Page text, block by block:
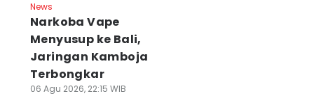
Ide Daur Ulang
News
Narkoba Vape
Menyusup ke Bali,
Jaringan Kamboja
Terbongkar
06 Agu 2026, 22:15 WIB